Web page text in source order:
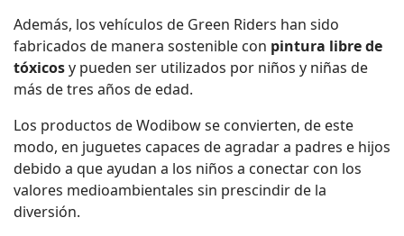
Además, los vehículos de Green Riders han sido
fabricados de manera sostenible con pintura libre de
tóxicosy pueden ser utilizados por niños y niñas de
más de tres años de edad.
Los productos de Wodibow se convierten, de este
modo, en juguetes capaces de agradar a padres e hijos
debido a que ayudan a los niños a conectar con los
valores medioambientales sin prescindir de la
diversión.